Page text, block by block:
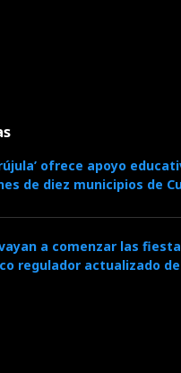
ofrece apoyo
de diez municipios de
a comenzar las
regulador actualizado